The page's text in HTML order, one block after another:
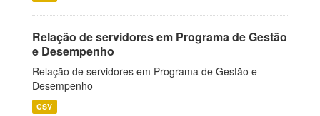
Relação de servidores em Programa de Gestão
e Desempenho
Relação de servidores em Programa de Gestão e
Desempenho
CSV